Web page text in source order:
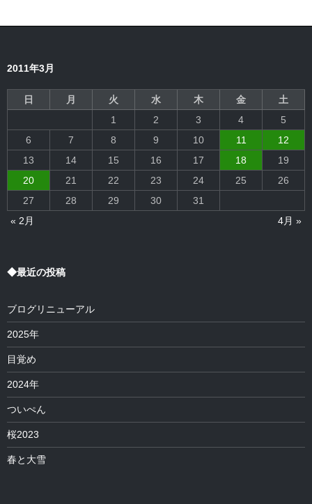
ー
ョ
2011年3月
日 月 火 水 木 金
土
1
2 3 4
5
6
7 8 9 10 11
12
13
14 15 16 17 18
19
20
21 22 23 24 25
26
27
28 29 30
31
« 2月
4月 »
◆最近の投稿
ブログリニューアル
2025年
目覚め
2024年
ついぺん
桜2023
春と大雪